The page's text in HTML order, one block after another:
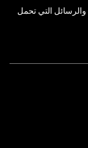
التي تحمل